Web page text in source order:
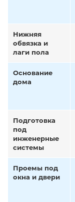
Нижняя
обвязка и
лаги пола
Основание
дома
Подготовка
под
инженерные
системы
Проемы под
окна и двери